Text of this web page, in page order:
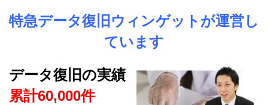
特急データ復旧ウィンゲットが運営し
ています
データ復旧の実績
累計60,000件